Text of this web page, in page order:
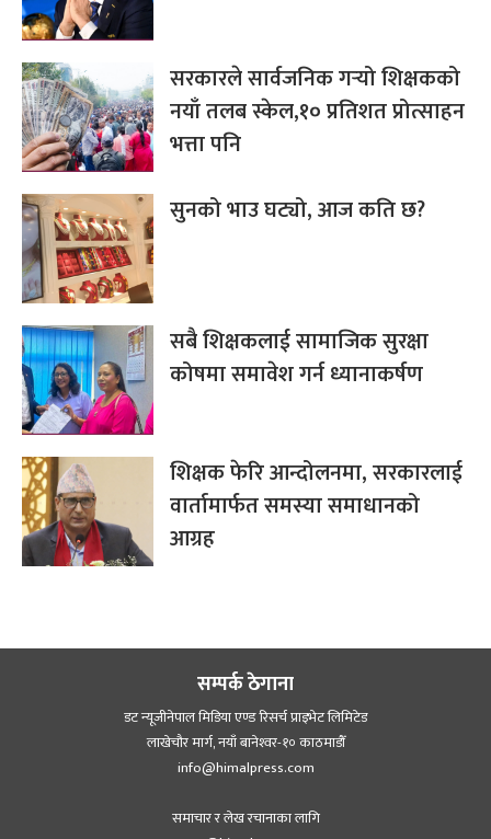
सरकारले सार्वजनिक गर्‍यो शिक्षकको
नयाँ तलब स्केल,१० प्रतिशत प्रोत्साहन
भत्ता पनि
सुनको भाउ घट्यो, आज कति छ?
सबै शिक्षकलाई सामाजिक सुरक्षा
कोषमा समावेश गर्न ध्यानाकर्षण
शिक्षक फेरि आन्दोलनमा, सरकारलाई
वार्तामार्फत समस्या समाधानको
आग्रह
सम्पर्क ठेगाना
डट न्यूजीनेपाल मिडिया एण्ड रिसर्च प्राइभेट लिमिटेड
लाखेचौर मार्ग, नयाँ बानेश्‍वर-१० काठमाडौँ
info@himalpress.com
समाचार र लेख रचानाका लागि